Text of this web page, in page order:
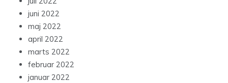
juni 2022
maj 2022
april 2022
marts 2022
februar 2022
januar 2022